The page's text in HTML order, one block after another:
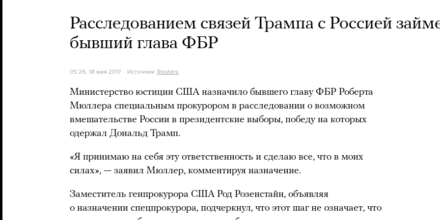
Расследованием связей Трампа с Россией
бывший глава ФБР
05:26, 18 мая 2017 Источник: Reuters
Министерство юстиции США назначило бывшего главу ФБР Роберта
Мюллера специальным прокурором в расследовании о возможном
вмешательстве России в президентские выборы, победу на которых
одержал Дональд Трамп.
«Я принимаю на себя эту ответственность и сделаю все, что в моих
силах», — заявил Мюллер, комментируя назначение.
Заместитель генпрокурора США Род Розенстайн, объявляя
о назначении спецпрокурора, подчеркнул, что этот шаг не означает, что